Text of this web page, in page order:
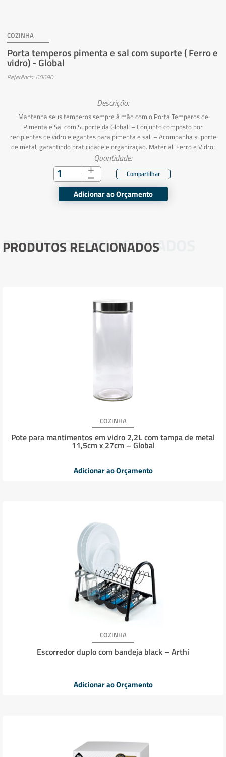
COZINHA
Porta temperos pimenta e sal com suporte ( Ferro e
vidro) - Global
Referência: 60690
Descrição:
Mantenha seus temperos sempre à mão com o Porta Temperos de
Pimenta e Sal com Suporte da Global! – Conjunto composto por
recipientes de vidro elegantes para pimenta e sal. – Acompanha suporte
de metal, garantindo praticidade e organização. Material: Ferro e Vidro;
Quantidade:
Adicionar ao Orçamento
PRODUTOS RELACIONADOS
PRODUTOS RELACIONADOS
COZINHA
Pote para mantimentos em vidro 2,2L com tampa de metal
11,5cm x 27cm – Global
Adicionar ao Orçamento
COZINHA
Escorredor duplo com bandeja black – Arthi
Adicionar ao Orçamento